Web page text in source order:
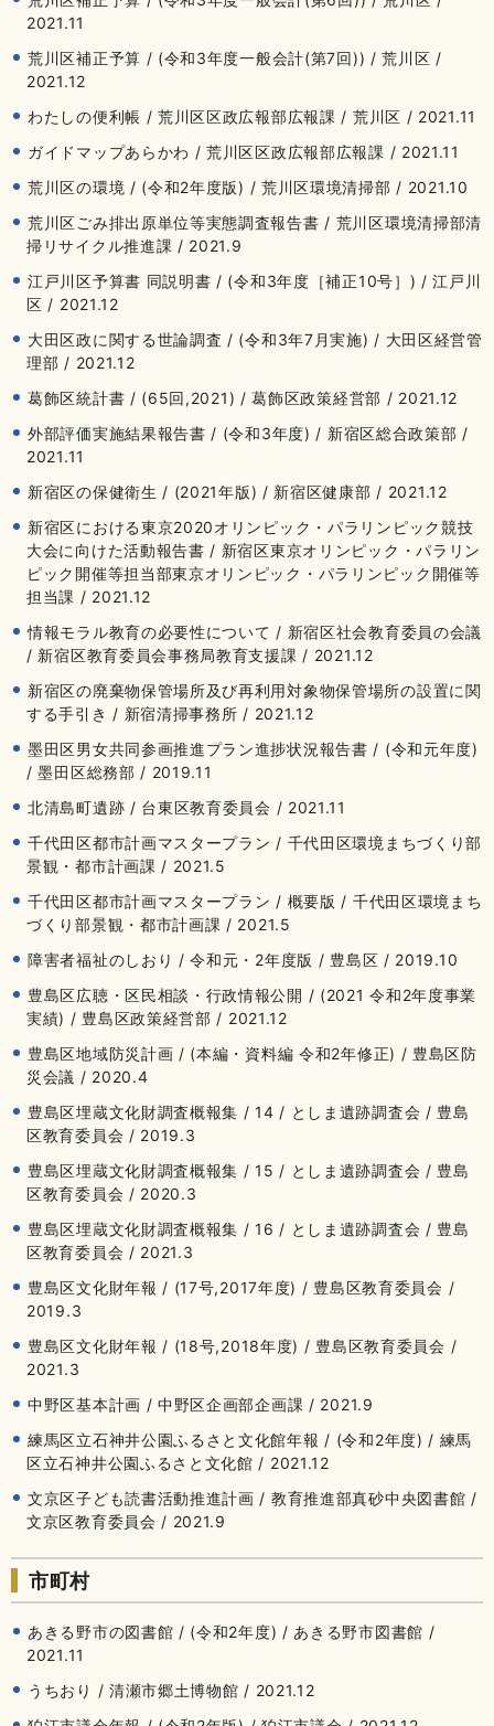
2021.11
荒川区補正予算 / (令和3年度一般会計(第7回)) / 荒川区 /
2021.12
わたしの便利帳 / 荒川区区政広報部広報課 / 荒川区 / 2021.11
ガイドマップあらかわ / 荒川区区政広報部広報課 / 2021.11
荒川区の環境 / (令和2年度版) / 荒川区環境清掃部 / 2021.10
荒川区ごみ排出原単位等実態調査報告書 / 荒川区環境清掃部清
掃リサイクル推進課 / 2021.9
江戸川区予算書 同説明書 / (令和3年度［補正10号］) / 江戸川
区 / 2021.12
大田区政に関する世論調査 / (令和3年7月実施) / 大田区経営管
理部 / 2021.12
葛飾区統計書 / (65回,2021) / 葛飾区政策経営部 / 2021.12
外部評価実施結果報告書 / (令和3年度) / 新宿区総合政策部 /
2021.11
新宿区の保健衛生 / (2021年版) / 新宿区健康部 / 2021.12
新宿区における東京2020オリンピック・パラリンピック競技
大会に向けた活動報告書 / 新宿区東京オリンピック・パラリン
ピック開催等担当部東京オリンピック・パラリンピック開催等
担当課 / 2021.12
情報モラル教育の必要性について / 新宿区社会教育委員の会議
/ 新宿区教育委員会事務局教育支援課 / 2021.12
新宿区の廃棄物保管場所及び再利用対象物保管場所の設置に関
する手引き / 新宿清掃事務所 / 2021.12
墨田区男女共同参画推進プラン進捗状況報告書 / (令和元年度)
/ 墨田区総務部 / 2019.11
北清島町遺跡 / 台東区教育委員会 / 2021.11
千代田区都市計画マスタープラン / 千代田区環境まちづくり部
景観・都市計画課 / 2021.5
千代田区都市計画マスタープラン / 概要版 / 千代田区環境まち
づくり部景観・都市計画課 / 2021.5
障害者福祉のしおり / 令和元・2年度版 / 豊島区 / 2019.10
豊島区広聴・区民相談・行政情報公開 / (2021 令和2年度事業
実績) / 豊島区政策経営部 / 2021.12
豊島区地域防災計画 / (本編・資料編 令和2年修正) / 豊島区防
災会議 / 2020.4
豊島区埋蔵文化財調査概報集 / 14 / としま遺跡調査会 / 豊島
区教育委員会 / 2019.3
豊島区埋蔵文化財調査概報集 / 15 / としま遺跡調査会 / 豊島
区教育委員会 / 2020.3
豊島区埋蔵文化財調査概報集 / 16 / としま遺跡調査会 / 豊島
区教育委員会 / 2021.3
豊島区文化財年報 / (17号,2017年度) / 豊島区教育委員会 /
2019.3
豊島区文化財年報 / (18号,2018年度) / 豊島区教育委員会 /
2021.3
中野区基本計画 / 中野区企画部企画課 / 2021.9
練馬区立石神井公園ふるさと文化館年報 / (令和2年度) / 練馬
区立石神井公園ふるさと文化館 / 2021.12
文京区子ども読書活動推進計画 / 教育推進部真砂中央図書館 /
文京区教育委員会 / 2021.9
市町村
あきる野市の図書館 / (令和2年度) / あきる野市図書館 /
2021.11
うちおり / 清瀬市郷土博物館 / 2021.12